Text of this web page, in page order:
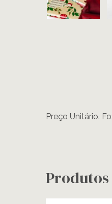
Preço Unitário.